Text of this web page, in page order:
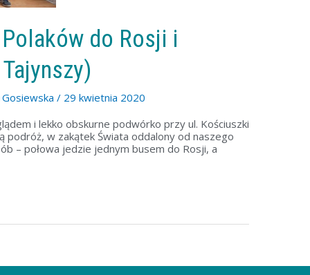
do Rosji i
Gosiewska / 29 kwietnia 2020
i lekko obskurne podwórko przy ul. Kościuszki
w zakątek Świata oddalony od naszego
– połowa jedzie jednym busem do Rosji, a